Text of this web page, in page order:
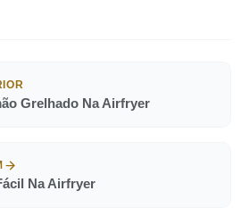
Grelhado Na Airfryer
Na Airfryer